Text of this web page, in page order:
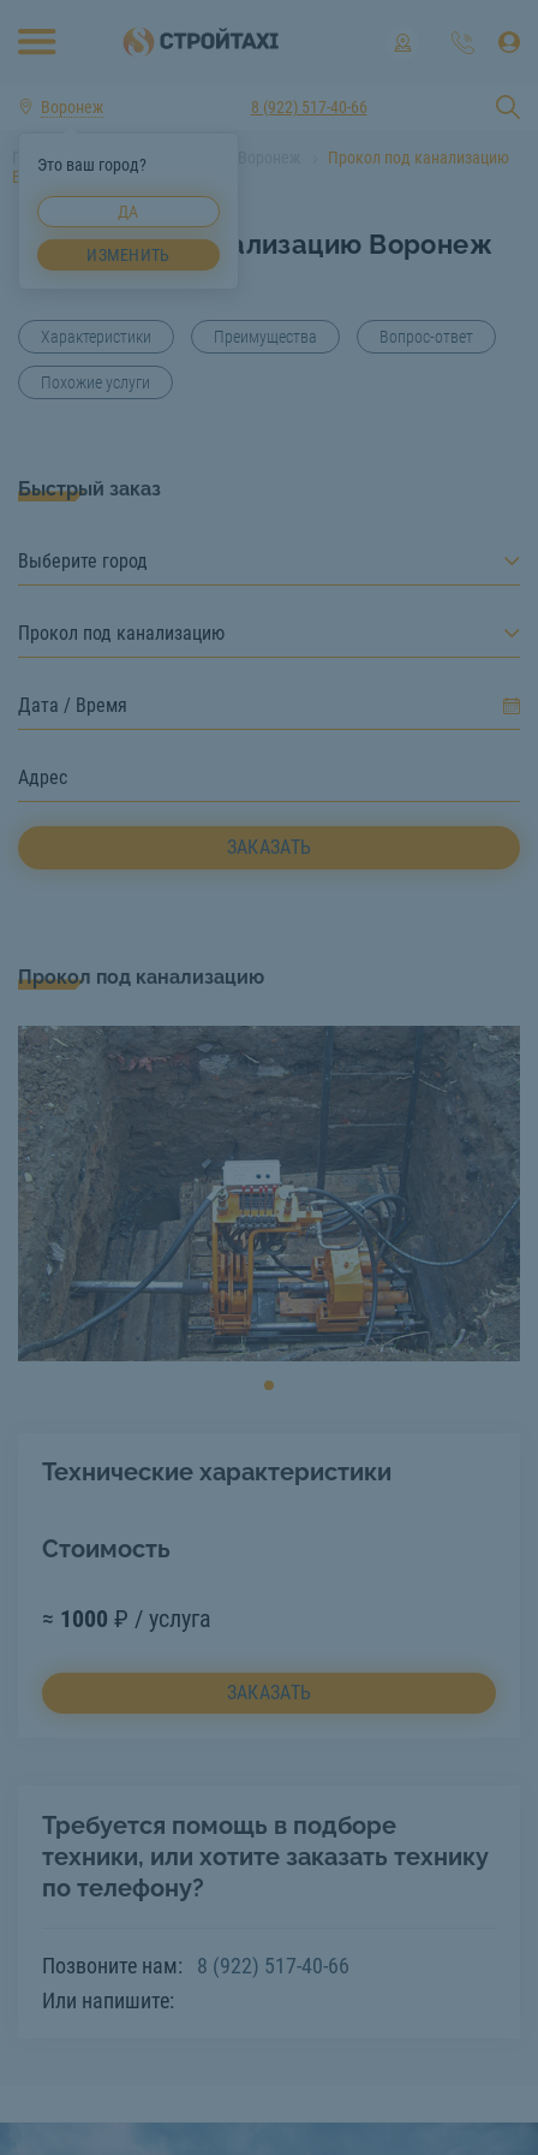
Воронеж
Это ваш город?
ДА
ИЗМЕНИТЬ
8 (922) 517-40-66
Главная Услуги спецтехники Воронеж
Прокол под канализацию
Воронеж
Прокол под канализацию Воронеж
Характеристики Преимущества Вопрос-ответ
Похожие услуги
Быстрый заказ
Выберите город
Прокол под канализацию
ЗАКАЗАТЬ
Прокол под канализацию
Технические характеристики
Стоимость
≈ 1000 ₽ / услуга
ЗАКАЗАТЬ
Требуется помощь в подборе
техники, или хотите заказать технику
по телефону?
Позвоните нам:
8 (922) 517-40-66
Или напишите: